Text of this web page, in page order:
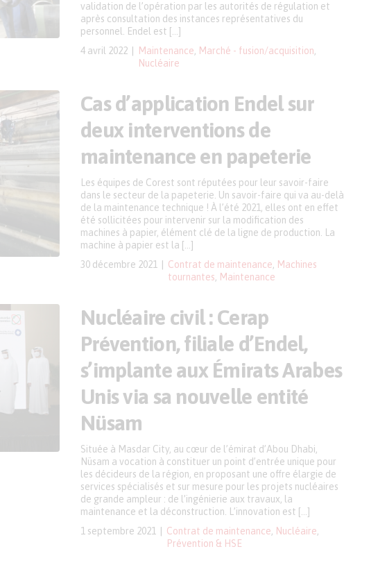
4 avril 2022 Maintenance Marché - fusion/acquisition
Nucléaire
validation de l’opération par les autorités de régulation et
après consultation des instances représentatives du
personnel. Endel est […]
Cas d’application Endel sur
deux interventions de
maintenance en papeterie
30 décembre 2021 Contrat de maintenance
Machines
tournantes
Maintenance
Les équipes de Corest sont réputées pour leur savoir-faire
dans le secteur de la papeterie. Un savoir-faire qui va au-delà
de la maintenance technique ! À l’été 2021, elles ont en effet
été sollicitées pour intervenir sur la modification des
machines à papier, élément clé de la ligne de production. La
machine à papier est la […]
Nucléaire civil : Cerap
Prévention, filiale d’Endel,
s’implante aux Émirats Arabes
Unis via sa nouvelle entité
Nüsam
1 septembre 2021 Contrat de maintenance Nucléaire
Prévention & HSE
Située à Masdar City, au cœur de l’émirat d’Abou Dhabi,
Nüsam a vocation à constituer un point d’entrée unique pour
les décideurs de la région, en proposant une offre élargie de
services spécialisés et sur mesure pour les projets nucléaires
de grande ampleur : de l’ingénierie aux travaux, la
maintenance et la déconstruction. L’innovation est […]